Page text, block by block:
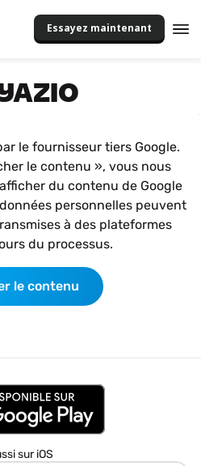
Essayez maintenant
le fournisseur tiers Google.
le contenu », vous nous
du contenu de Google
personnelles peuvent
à des plateformes
du processus.
le contenu
sur iOS